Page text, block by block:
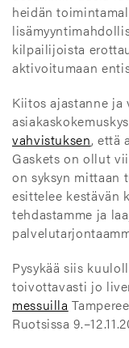
heidän
kilpailijoista
aktivoitumaan
Kiitos ajastanne ja
vahvistuksen, että
Gaskets on ollut
on syksyn mittaan
esittelee kestävän
tehdastamme ja
Pysykää siis
toivottavasti jo
messuilla
Ruotsissa